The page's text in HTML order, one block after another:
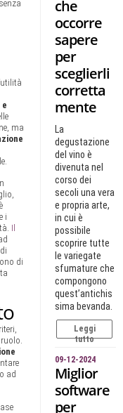
e
ma
i
Il
di
ad
che
occorre
sapere
per
sceglierli
corretta
mente
La
degustazione
del vino è
divenuta nel
corso dei
secoli una vera
e propria arte,
in cui è
possibile
scoprire tutte
le variegate
sfumature che
compongono
quest’antichis
sima bevanda.
Leggi
tutto
09-12-2024
Miglior
software
per